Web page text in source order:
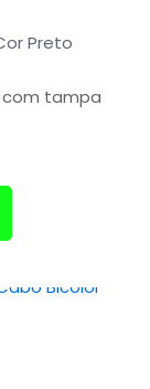
Preto
com tampa